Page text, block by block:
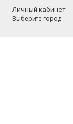
Личный кабинет
Выберите город